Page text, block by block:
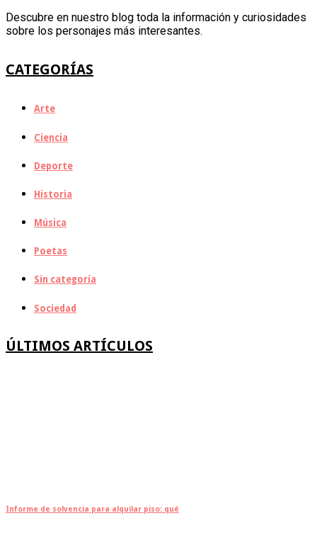
Descubre en nuestro blog toda la información y curiosidades
sobre los personajes más interesantes.
CATEGORÍAS
Arte
Ciencia
Deporte
Historia
Música
Poetas
Sin categoría
Sociedad
ÚLTIMOS ARTÍCULOS
Informe de solvencia para alquilar piso: qué